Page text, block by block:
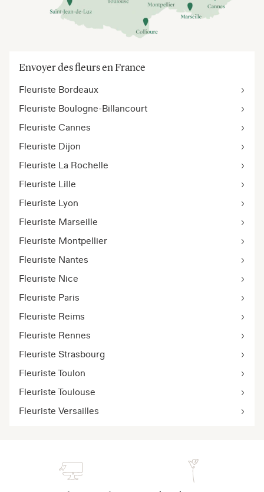
Envoyer des fleurs en France
Fleuriste Bordeaux
Fleuriste Boulogne-Billancourt
Fleuriste Cannes
Fleuriste Dijon
Fleuriste La Rochelle
Fleuriste Lille
Fleuriste Lyon
Fleuriste Marseille
Fleuriste Montpellier
Fleuriste Nantes
Fleuriste Nice
Fleuriste Paris
Fleuriste Reims
Fleuriste Rennes
Fleuriste Strasbourg
Fleuriste Toulon
Fleuriste Toulouse
Fleuriste Versailles